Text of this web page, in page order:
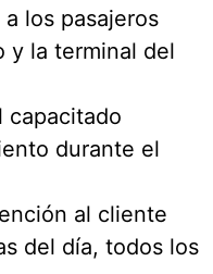
los pasajeros
y la terminal del
capacitado
durante el
al cliente
del día, todos los